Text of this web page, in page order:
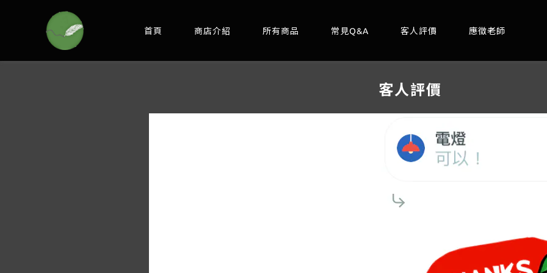
首頁 商店介紹 所有商品 常見Q&A 客人評價 應徵老師
客人評價